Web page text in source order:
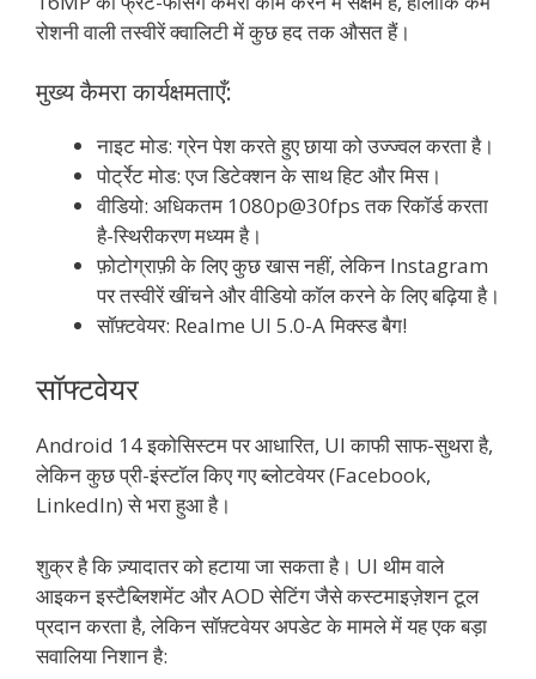
रोशनी वाली तस्वीरें क्वालिटी में कुछ हद तक औसत हैं।
मुख्य कैमरा कार्यक्षमताएँ:
नाइट मोड: ग्रेन पेश करते हुए छाया को उज्ज्वल करता है।
पोर्ट्रेट मोड: एज डिटेक्शन के साथ हिट और मिस।
वीडियो: अधिकतम 1080p@30fps तक रिकॉर्ड करता
है-स्थिरीकरण मध्यम है।
फ़ोटोग्राफ़ी के लिए कुछ खास नहीं, लेकिन Instagram
पर तस्वीरें खींचने और वीडियो कॉल करने के लिए बढ़िया है।
सॉफ़्टवेयर: Realme UI 5.0-A मिक्स्ड बैग!
सॉफ्टवेयर
Android 14 इकोसिस्टम पर आधारित, UI काफी साफ-सुथरा है,
लेकिन कुछ प्री-इंस्टॉल किए गए ब्लोटवेयर (Facebook,
LinkedIn) से भरा हुआ है।
शुक्र है कि ज़्यादातर को हटाया जा सकता है। UI थीम वाले
आइकन इस्टैब्लिशमेंट और AOD सेटिंग जैसे कस्टमाइज़ेशन टूल
प्रदान करता है, लेकिन सॉफ़्टवेयर अपडेट के मामले में यह एक बड़ा
सवालिया निशान है: